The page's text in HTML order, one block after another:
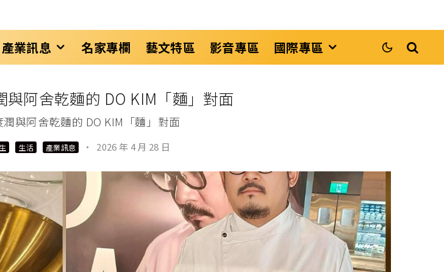
產業訊息 名家專欄 藝文特區 影音專區 國際專區
阿舍乾麵的 DO KIM「麵」對面
與阿舍乾麵的 DO KIM「麵」對面
生活 產業訊息 · 2026 年 4 月 28 日